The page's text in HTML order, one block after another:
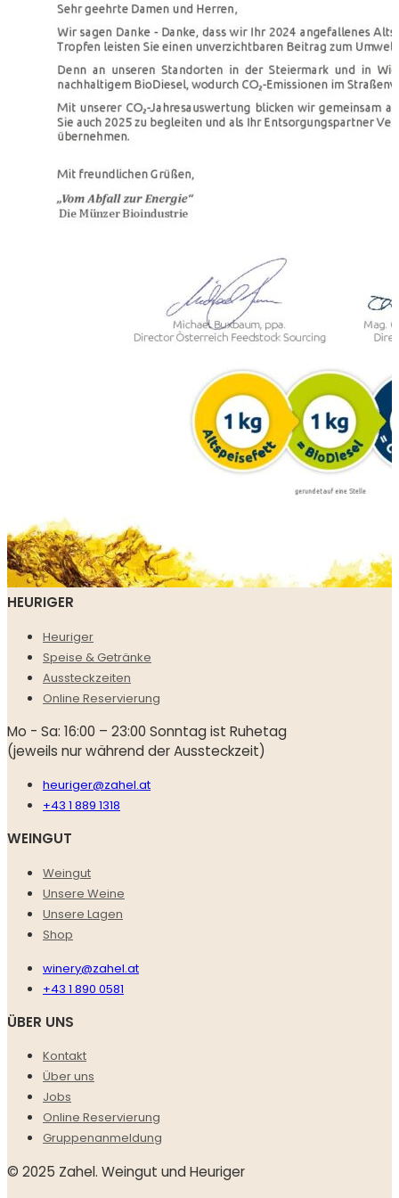
HEURIGER
Heuriger
Speise & Getränke
Aussteckzeiten
Online Reservierung
Mo - Sa: 16:00 – 23:00 Sonntag ist Ruhetag
(jeweils nur während der Aussteckzeit)
heuriger@zahel.at
+43 1 889 1318
WEINGUT
Weingut
Unsere Weine
Unsere Lagen
Shop
winery@zahel.at
+43 1 890 0581
ÜBER UNS
Kontakt
Über uns
Jobs
Online Reservierung
Gruppenanmeldung
© 2025 Zahel. Weingut und Heuriger